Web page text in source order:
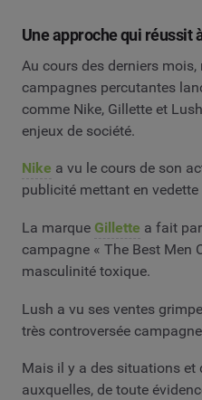
Une approche qui réussit
Au cours des derniers
campagnes percutantes
comme Nike, Gillette et
enjeux de société.
Nike a vu le cours de son
publicité mettant en
La marque Gillette a fait
campagne « The Best Men
masculinité toxique.
Lush a vu ses ventes
très controversée
Mais il y a des situations et
auxquelles, de toute